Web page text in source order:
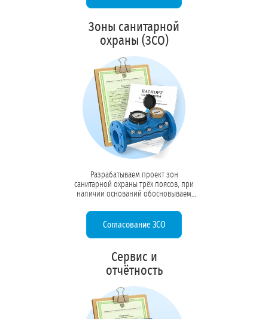
Зоны санитарной
охраны (ЗСО)
Разрабатываем проект зон
санитарной охраны трёх поясов, при
наличии оснований обосновываем
пакет документов для
Роспотребнадзора и получаем
санитарно-эпидемиологические
подземных вод.
Согласование ЗСО
Сервис и
отчётность